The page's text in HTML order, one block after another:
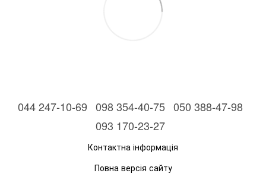
044 247-10-69 098 354-40-75 050 388-47-98
093 170-23-27
Контактна інформація
Повна версія сайту